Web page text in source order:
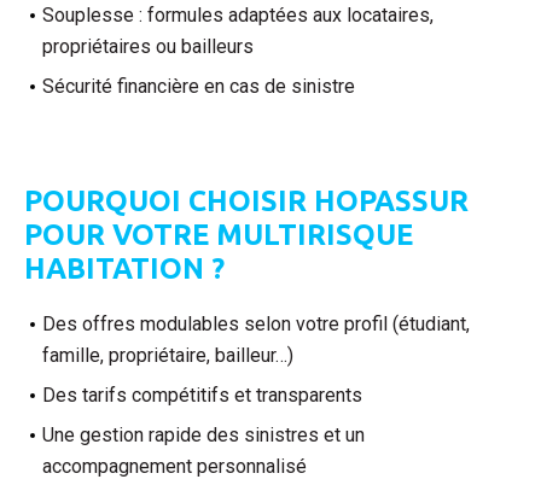
Souplesse : formules adaptées aux locataires,
propriétaires ou bailleurs
Sécurité financière en cas de sinistre
POURQUOI CHOISIR HOPASSUR
POUR VOTRE MULTIRISQUE
HABITATION ?
Des offres modulables selon votre profil (étudiant,
famille, propriétaire, bailleur…)
Des tarifs compétitifs et transparents
Une gestion rapide des sinistres et un
accompagnement personnalisé